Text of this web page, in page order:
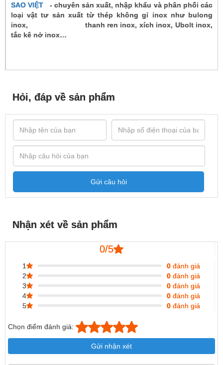
SAO VIỆT
- chuyên sản xuất, nhập khẩu và phân phối các
loại vật tư sản xuất từ thép không gỉ inox như bulong
inox, thanh ren inox, xích inox, Ubolt inox,
tắc kê nở inox…
Hỏi, đáp về sản phẩm
Gửi câu hỏi
Nhận xét về sản phẩm
0/5
1 0 đánh giá
2
0 đánh giá
3
0 đánh giá
4
0 đánh giá
5
0 đánh giá
Chọn điểm đánh giá:
Gửi nhận xét